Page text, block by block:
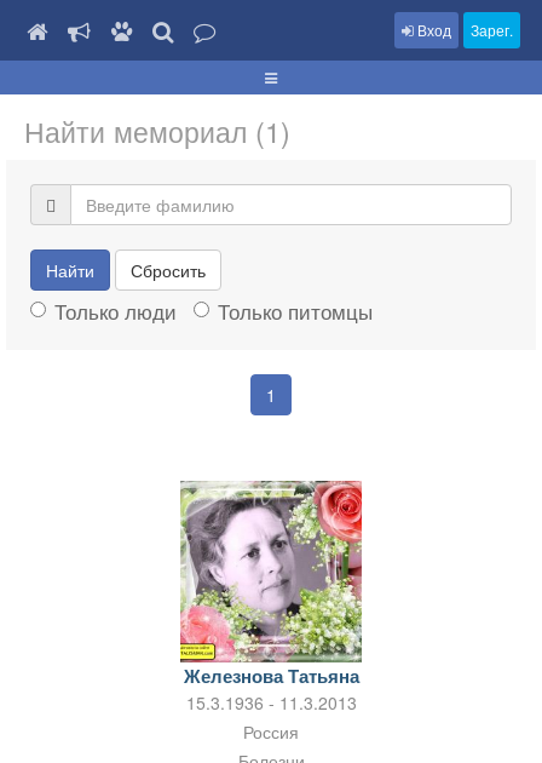
Вход Зарег.
Найти мемориал (1)
Найти Сбросить
Только люди Только питомцы
1
Железнова Татьяна
15.3.1936 - 11.3.2013
Россия